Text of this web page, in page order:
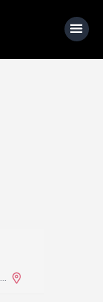
Stadio Marcantonio Bentegodi